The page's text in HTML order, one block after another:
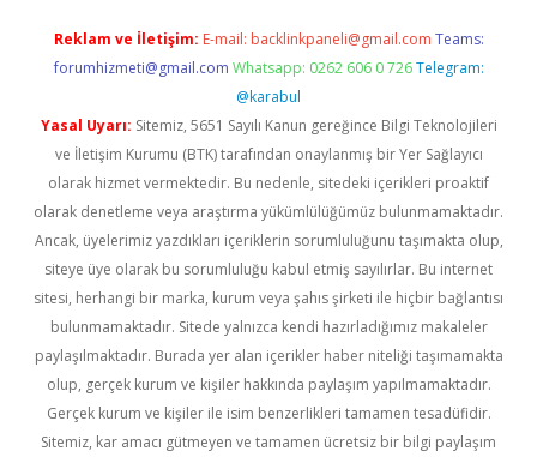
Reklam ve İletişim: E-mail: backlinkpaneli@gmail.com Teams:
forumhizmeti@gmail.com Whatsapp: 0262 606 0 726 Telegram:
@karabul
Yasal Uyarı: Sitemiz, 5651 Sayılı Kanun gereğince Bilgi Teknolojileri
ve İletişim Kurumu (BTK) tarafından onaylanmış bir Yer Sağlayıcı
olarak hizmet vermektedir. Bu nedenle, sitedeki içerikleri proaktif
olarak denetleme veya araştırma yükümlülüğümüz bulunmamaktadır.
Ancak, üyelerimiz yazdıkları içeriklerin sorumluluğunu taşımakta olup,
siteye üye olarak bu sorumluluğu kabul etmiş sayılırlar. Bu internet
sitesi, herhangi bir marka, kurum veya şahıs şirketi ile hiçbir bağlantısı
bulunmamaktadır. Sitede yalnızca kendi hazırladığımız makaleler
paylaşılmaktadır. Burada yer alan içerikler haber niteliği taşımamakta
olup, gerçek kurum ve kişiler hakkında paylaşım yapılmamaktadır.
Gerçek kurum ve kişiler ile isim benzerlikleri tamamen tesadüfidir.
Sitemiz, kar amacı gütmeyen ve tamamen ücretsiz bir bilgi paylaşım